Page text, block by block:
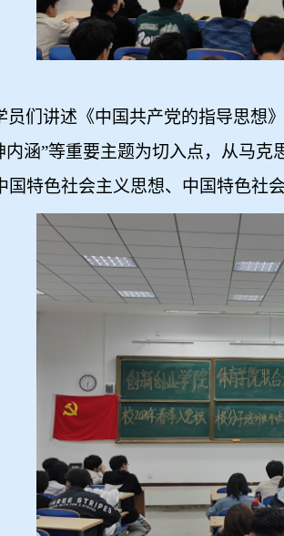
们讲述《中国共产党的指导思想
涵”等重要主题为切入点，从马
特色社会主义思想、中国特色社